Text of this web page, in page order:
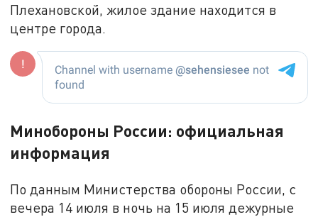
Плехановской, жилое здание находится в
центре города.
Минобороны России: официальная
информация
По данным Министерства обороны России, с
вечера 14 июля в ночь на 15 июля дежурные